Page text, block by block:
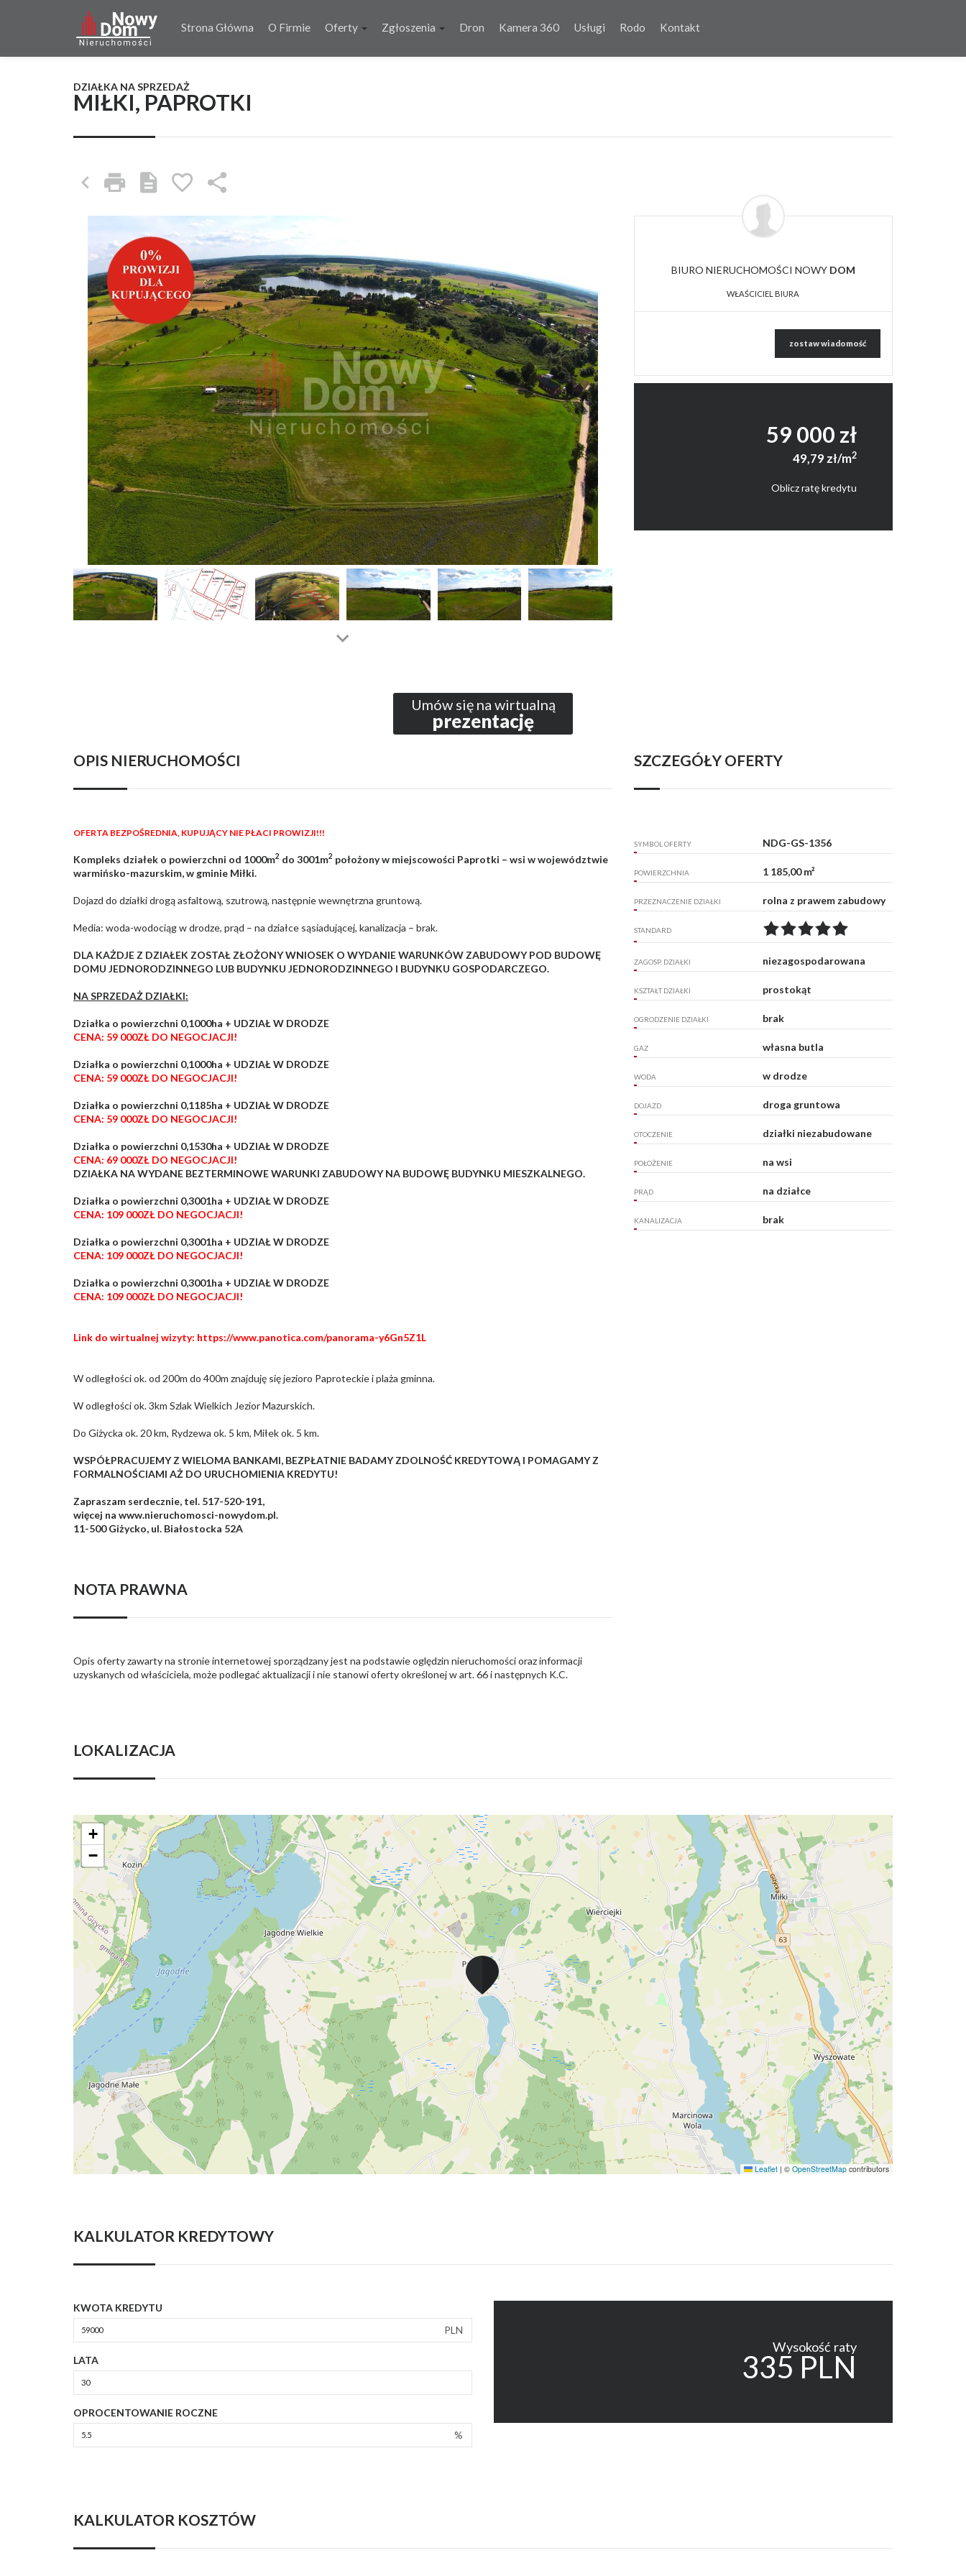
Strona Główna O Firmie Oferty Zgłoszenia Dron Kamera 360 Usługi Rodo Kontakt
MIŁKI, PAPROTKI
DZIAŁKA NA SPRZEDAŻ
BIURO NIERUCHOMOŚCI NOWY DOM
WŁAŚCICIEL BIURA
zostaw wiadomość
59 000 zł
49,79 zł/m2
Oblicz ratę kredytu
Umów się na wirtualną
prezentację
OPIS NIERUCHOMOŚCI
OFERTA BEZPOŚREDNIA, KUPUJĄCY NIE PŁACI PROWIZJI!!!
Kompleks działek o powierzchni od 1000m2 do 3001m2 położony w miejscowości Paprotki – wsi w województwie
warmińsko-mazurskim, w gminie Miłki.
Dojazd do działki drogą asfaltową, szutrową, następnie wewnętrzna gruntową.
Media: woda-wodociąg w drodze, prąd – na działce sąsiadującej, kanalizacja – brak.
DLA KAŻDJE Z DZIAŁEK ZOSTAŁ ZŁOŻONY WNIOSEK O WYDANIE WARUNKÓW ZABUDOWY POD BUDOWĘ
DOMU JEDNORODZINNEGO LUB BUDYNKU JEDNORODZINNEGO I BUDYNKU GOSPODARCZEGO.
NA SPRZEDAŻ DZIAŁKI:
Działka o powierzchni 0,1000ha + UDZIAŁ W DRODZE
CENA: 59 000ZŁ DO NEGOCJACJI!
Działka o powierzchni 0,1000ha + UDZIAŁ W DRODZE
CENA: 59 000ZŁ DO NEGOCJACJI!
Działka o powierzchni 0,1185ha + UDZIAŁ W DRODZE
CENA: 59 000ZŁ DO NEGOCJACJI!
Działka o powierzchni 0,1530ha + UDZIAŁ W DRODZE
CENA: 69 000ZŁ DO NEGOCJACJI!
DZIAŁKA NA WYDANE BEZTERMINOWE WARUNKI ZABUDOWY NA BUDOWĘ BUDYNKU MIESZKALNEGO.
Działka o powierzchni 0,3001ha + UDZIAŁ W DRODZE
CENA: 109 000ZŁ DO NEGOCJACJI!
Działka o powierzchni 0,3001ha + UDZIAŁ W DRODZE
CENA: 109 000ZŁ DO NEGOCJACJI!
Działka o powierzchni 0,3001ha + UDZIAŁ W DRODZE
CENA: 109 000ZŁ DO NEGOCJACJI!
Link do wirtualnej wizyty: https://www.panotica.com/panorama-y6Gn5Z1L
W odległości ok. od 200m do 400m znajduję się jezioro Paproteckie i plaża gminna.
W odległości ok. 3km Szlak Wielkich Jezior Mazurskich.
Do Giżycka ok. 20 km, Rydzewa ok. 5 km, Miłek ok. 5 km.
WSPÓŁPRACUJEMY Z WIELOMA BANKAMI, BEZPŁATNIE BADAMY ZDOLNOŚĆ KREDYTOWĄ I POMAGAMY Z
FORMALNOŚCIAMI AŻ DO URUCHOMIENIA KREDYTU!
Zapraszam serdecznie, tel. 517-520-191,
więcej na www.nieruchomosci-nowydom.pl.
11-500 Giżycko, ul. Białostocka 52A
NOTA PRAWNA
Opis oferty zawarty na stronie internetowej sporządzany jest na podstawie oględzin nieruchomości oraz informacji
uzyskanych od właściciela, może podlegać aktualizacji i nie stanowi oferty określonej w art. 66 i następnych K.C.
SZCZEGÓŁY OFERTY
SYMBOL OFERTY NDG-GS-1356
POWIERZCHNIA 1 185,00 m²
PRZEZNACZENIE DZIAŁKI rolna z prawem zabudowy
STANDARD
ZAGOSP. DZIAŁKI niezagospodarowana
KSZTAŁT DZIAŁKI prostokąt
OGRODZENIE DZIAŁKI brak
GAZ własna butla
WODA w drodze
DOJAZD droga gruntowa
OTOCZENIE działki niezabudowane
POŁOŻENIE na wsi
PRĄD na działce
KANALIZACJA brak
LOKALIZACJA
+
−
Leaflet | © OpenStreetMap contributors
KALKULATOR KREDYTOWY
KWOTA KREDYTU
PLN
LATA
OPROCENTOWANIE ROCZNE
%
Wysokość raty
335 PLN
KALKULATOR KOSZTÓW